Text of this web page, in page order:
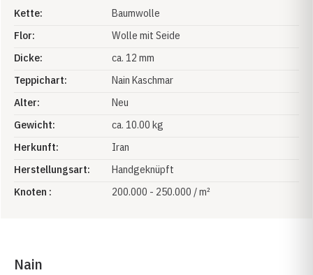
Kette:
Baumwolle
Flor:
Wolle mit Seide
Dicke:
ca. 12 mm
Teppichart:
Nain Kaschmar
Alter:
Neu
Gewicht:
ca. 10.00 kg
Herkunft:
Iran
Herstellungsart:
Handgeknüpft
Knoten :
200.000 - 250.000 / m²
Nain